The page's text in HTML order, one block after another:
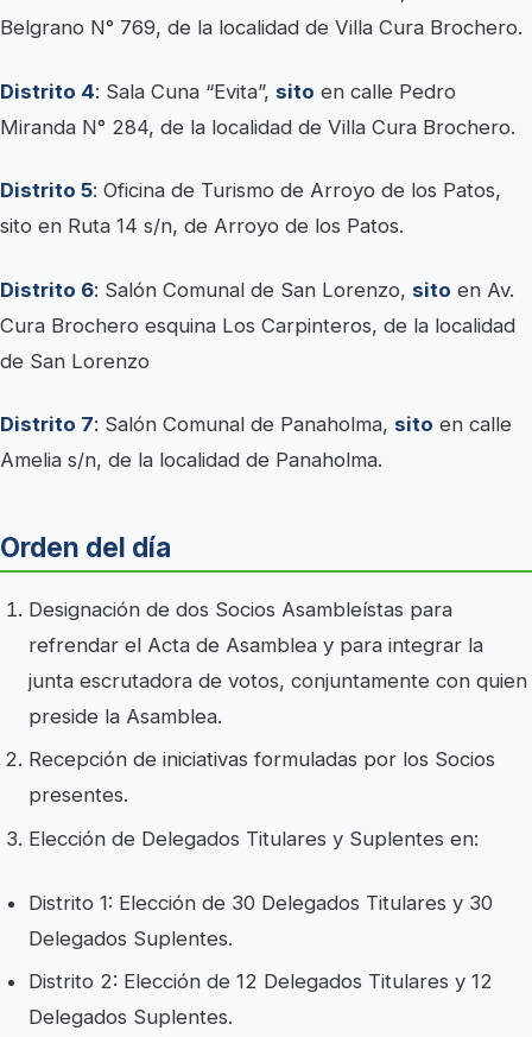
Belgrano N° 769, de la localidad de Villa Cura Brochero.
Distrito 4: Sala Cuna “Evita”, sito en calle Pedro
Miranda N° 284, de la localidad de Villa Cura Brochero.
Distrito 5: Oficina de Turismo de Arroyo de los Patos,
sito en Ruta 14 s/n, de Arroyo de los Patos.
Distrito 6: Salón Comunal de San Lorenzo, sito en Av.
Cura Brochero esquina Los Carpinteros, de la localidad
de San Lorenzo
Distrito 7: Salón Comunal de Panaholma, sito en calle
Amelia s/n, de la localidad de Panaholma.
Orden del día
Designación de dos Socios Asambleístas para
refrendar el Acta de Asamblea y para integrar la
junta escrutadora de votos, conjuntamente con quien
preside la Asamblea.
Recepción de iniciativas formuladas por los Socios
presentes.
Elección de Delegados Titulares y Suplentes en:
Distrito 1: Elección de 30 Delegados Titulares y 30
Delegados Suplentes.
Distrito 2: Elección de 12 Delegados Titulares y 12
Delegados Suplentes.